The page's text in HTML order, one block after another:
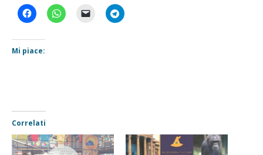
Mi piace:
Correlati